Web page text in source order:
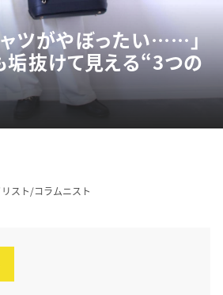
ツがやぼったい……」
垢抜けて見える“3つの
スト/コラムニスト